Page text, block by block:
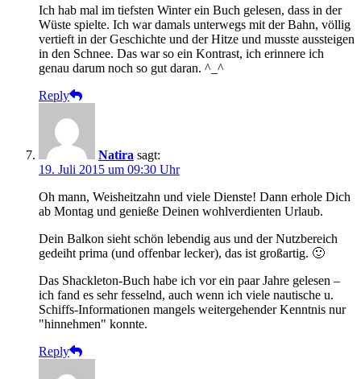
Ich hab mal im tiefsten Winter ein Buch gelesen, dass in der
Wüste spielte. Ich war damals unterwegs mit der Bahn, völlig
vertieft in der Geschichte und der Hitze und musste aussteigen
in den Schnee. Das war so ein Kontrast, ich erinnere ich
genau darum noch so gut daran. ^_^
Reply
Natira sagt:
19. Juli 2015 um 09:30 Uhr
Oh mann, Weisheitzahn und viele Dienste! Dann erhole Dich
ab Montag und genieße Deinen wohlverdienten Urlaub.
Dein Balkon sieht schön lebendig aus und der Nutzbereich
gedeiht prima (und offenbar lecker), das ist großartig. 🙂
Das Shackleton-Buch habe ich vor ein paar Jahre gelesen –
ich fand es sehr fesselnd, auch wenn ich viele nautische u.
Schiffs-Informationen mangels weitergehender Kenntnis nur
"hinnehmen" konnte.
Reply